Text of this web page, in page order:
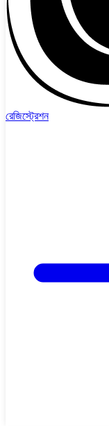
রেজিস্ট্রেশন